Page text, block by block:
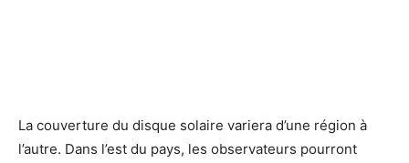
La couverture du disque solaire variera d’une région à
l’autre. Dans l’est du pays, les observateurs pourront